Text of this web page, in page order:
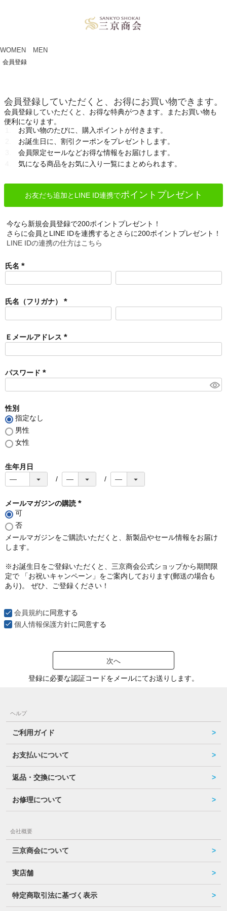
WOMEN MEN
会員登録
会員登録していただくと、お得にお買い物できます。
会員登録していただくと、お得な特典がつきます。またお買い物も
便利になります。
お買い物のたびに、購入ポイントが付きます。
お誕生日に、割引クーポンをプレゼントします。
会員限定セールなどお得な情報をお届けします。
気になる商品をお気に入り一覧にまとめられます。
お友だち追加とLINE ID連携でポイントプレゼント
今なら新規会員登録で200ポイントプレゼント！
さらに会員とLINE IDを連携するとさらに200ポイントプレゼント！
LINE IDの連携の仕方はこちら
氏名
必
氏名（フリガナ）
必
Ｅメールアドレス
必
パスワード
必
性別
指定なし
男性
女性
生年月日
メールマガジンの購読
須
)
可
否
メールマガジンをご購読いただくと、新製品やセール情報をお届け
します。
※お誕生日をご登録いただくと、三京商会公式ショップから期間限
定で 「お祝いキャンペーン」をご案内しております(郵送の場合も
あり)。 ぜひ、ご登録ください！
会員規約に同意する
個人情報保護方針に同意する
次へ
登録に必要な認証コードをメールにてお送りします。
ヘルプ
ご利用ガイド
お支払いについて
返品・交換について
お修理について
会社概要
三京商会について
実店舗
特定商取引法に基づく表示